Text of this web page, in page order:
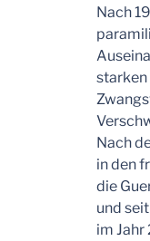
Nach
starken
Nach
in den
die
und
im Jahr